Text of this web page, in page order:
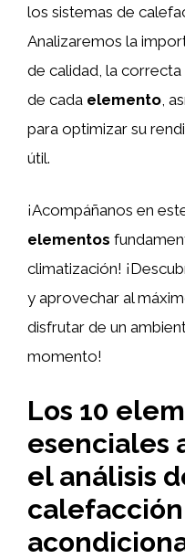
los sistemas de
Analizaremos la
de calidad, la
de cada elemento ,
para optimizar su
útil.
¡Acompáñanos en
elementos
climatización!
y aprovechar al
disfrutar de un
momento!
Los 10
esenciales
el análisis
calefacción